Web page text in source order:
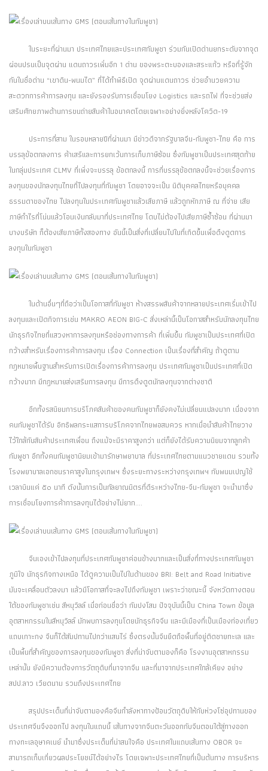
ในระยะที่ผ่านมา ประเทศไทยและประเทศกัมพูชา ร่วมกันเปิดด่านยกระดับจากจุด
ผ่อนปรนเป็นจุดผ่าน แดนถาวรเพิ่มอีก 1 ด่าน ของพระตะบองและสระแก้ว หรือที่รู้จัก
กันในชื่อด่าน “เขาดิน-พนมได” ที่ได้ทำพิธีเปิด จุดผ่านแดนถาวร ช่วยอำนวยความ
สะดวกการค้าการลงทุน และยังรองรับการเชื่อมโยง Logistics และรถไฟ ที่จะช่วยส่ง
เสริมศักยภาพด้านการขนถ่ายสินค้าในอนาคตโดยเฉพาะอย่างยิ่งหลังโควิด-19
ประการที่สาม ในรอบหลายปีที่ผ่านมา มีข่าวดีจากรัฐบาลจีน-กัมพูชา-ไทย คือ การ
บรรลุข้อตกลงการ ค้าเสรีและการยกเว้นการเก็บภาษีซ้อน ซึ่งกัมพูชาเป็นประเทศสุดท้าย
ในกลุ่มประเทศ CLMV ที่เพิ่งจะบรรลุ ข้อตกลงนี้ การที่บรรลุข้อตกลงนี้จะช่วยเรื่องการ
ลงทุนของนักลงทุนไทยที่ไปลงทุนที่กัมพูชา โดยอาจจะเป็น นิติบุคคลไทยหรือบุคคล
ธรรมดาของไทย ไปลงทุนในประเทศกัมพูชาแล้วเสียภาษี แล้วถูกหักภาษี ณ ที่จ่าย เสีย
ภาษีกำไรที่โน่นแล้วโอนเงินกลับมาที่ประเทศไทย โดบไม่ต้องไปเสียภาษีซ้ำซ้อน ที่ผ่านมา
บางบริษัท ก็ต้องเสียภาษีทั้งสองทาง อันนี้เป็นสิ่งที่เปลี่ยนไปในที่เกิดขึ้นเพื่อดึงดูดการ
ลงทุนในกัมพูชา
ในด้านอื่นๆที่ถือว่าเป็นโอกาสที่กัมพูชา ห้างสรรพสินค้าจากหลายประเทศเริ่มเข้าไป
ลงทุนและเปิดกิจการเช่น MAKRO AEON BIG-C สิ่งเหล่านี้เป็นโอกาสสำหรับนักลงทุนไทย
นักธุรกิจไทยที่แสวงหาการลงทุนหรือช่องทางการค้า ที่เพิ่มขึ้น กัมพูชาเป็นประเทศที่เปิด
กว้างสำหรับเรื่องการค้าการลงทุน เรื่อง Connection เป็นเรื่องที่สำคัญ ถ้าดูตาม
กฎหมายพื้นฐานสำหรับการเปิดเรื่องการค้าการลงทุน ประเทศกัมพูชาเป็นประเทศที่เปิด
กว้างมาก มีกฎหมายส่งเสริมการลงทุน มีการดึงดูดนักลงทุนจากต่างชาติ
อีกทั้งรสนิยมการบริโภคสินค้าของคนกัมพูชาก็ยังคงไม่เปลี่ยนแปลงมาก เนื่องจาก
คนกัมพูชาได้รับ อิทธิพลกระแสการบริโภคจากไทยพอสมควร หากเมื่อนำสินค้าไทยวาง
ไว้ใกล้กับสินค้าประเทศเพื่อน ถึงแม้จะมีราคาสูงกว่า แต่ก็ยังได้รับความนิยมจากลูกค้า
กัมพูชา อีกทั้งคนกัมพูชานิยมเข้ามารักษาพยาบาล ที่ประเทศไทยตามแนวชายแดน รวมทั้ง
โรงพยาบาลเอกชนราคาสูงในกรุงเทพฯ ซึ่งระยะทางระหว่างกรุงเทพฯ กับพนมเปญใช้
เวลาบินแค่ ๕๐ นาที ดังนั้นการเป็นกัลยาณมิตรที่ดีระหว่างไทย-จีน-กัมพูชา จะนำมาซึ่ง
การเชื่อมโยงการค้าการลงทุนได้อย่างไม่ยาก....
จีนเองเข้าไปลงทุนที่ประเทศกัมพูชาค่อนข้างมากและเป็นสิ่งที่ทางประเทศกัมพูชา
ภูมิใจ นักธุรกิจทางเหนือ ได้ดูความเป็นไปในด้านของ BRI: Belt and Road Initiative
มันจะเคลื่อนตัวลงมา แล้วมีโอกาสที่จะลงไปถึงกัมพูชา เพราะว่าขณะนี้ จังหวัดทางตอน
ใต้ของกัมพูชาเช่น สีหนุวิลล์ เมื่อก่อนชื่อว่า กัมปงโสม ปัจจุบันนี้เป็น China Town ข้อมูล
อุตสาหกรรมในสีหนุวิลล์ มักพบการลงทุนโดยนักธุรกิจจีน และมีเมืองที่เป็นเมืองท่องเที่ยว
แถบเกาะกง จีนก็ได้สัมปทานไปกว่าแสนไร่ ซึ่งตรงนั้นจีนยึดถือพื้นที่อยู่ติดชายทะเล และ
เป็นพื้นที่สำคัญของการลงทุนของกัมพูชา สิ่งที่น่าจับตามองก็คือ โรงงานอุตสาหกรรม
เหล่านั้น ยังมีความต้องการวัตถุดิบที่มาจากจีน และที่มาจากประเทศใกล้เคียง อย่าง
สปป.ลาว เวียดนาม รวมถึงประเทศไทย
สรุปประเด็นที่น่าจับตามองคือจีนกำลังหาทางป้อนวัตถุดิบให้กับห่วงโซ่อุปทานของ
ประเทศจีนจึงออกไป ลงทุนในแถบนี้ เส้นทางจากจีนตะวันออกกับจีนตอนใต้สู่ทางออก
ทางทะเลอุษาคเนย์ นำมาซึ่งประเด็นที่น่าสนใจคือ ประเทศในแถบเส้นทาง OBOR จะ
สามารถเก็บเกี่ยวผลประโยชน์ได้อย่างไร โดยเฉพาะประเทศไทยที่เป็นต้นทาง การบริหาร